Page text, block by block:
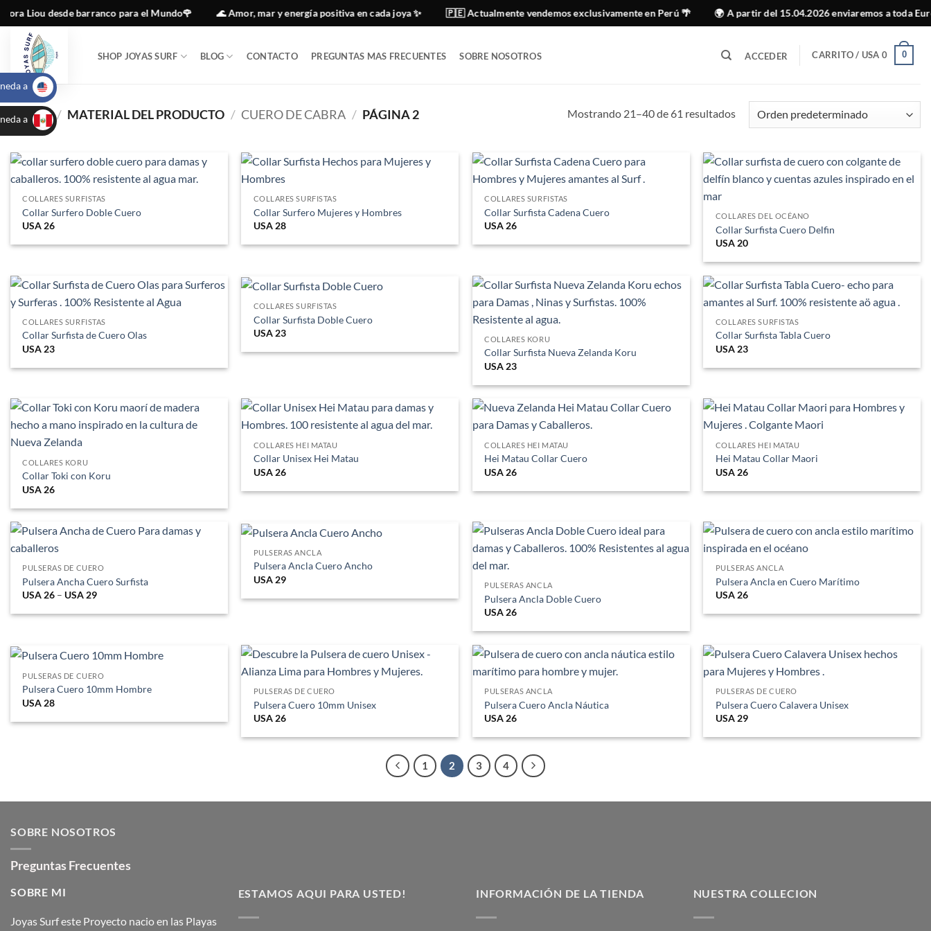
al
contenido
Liou desde barranco para el Mundo🌹 🌊 Amor, mar y energía positiva en cada joya ✨ 🇵🇪 Actualmente vendemos exclusivamente en Perú 🌴 🌍 A partir del 15.04.2026 enviaremos a toda
SHOP JOYAS SURF BLOG CONTACTO PREGUNTAS MAS FRECUENTES SOBRE NOSOTROS ACCEDER CARRITO / USA 0 0
INICIO / MATERIAL DEL PRODUCTO / CUERO DE CABRA / PÁGINA 2 Mostrando 21–40 de 61 resultados
COLLARES SURFISTAS
Collar Surfero Doble Cuero
USA 26
COLLARES SURFISTAS
Collar Surfero Mujeres y Hombres
USA28
COLLARES SURFISTAS
Collar Surfista Cadena Cuero
USA 26
COLLARES DEL OCÉANO
Collar Surfista Cuero Delfin
USA20
COLLARES SURFISTAS
Collar Surfista de Cuero Olas
USA 23
COLLARES SURFISTAS
Collar Surfista Doble Cuero
USA23
COLLARES KORU
Collar Surfista Nueva Zelanda Koru
USA 23
COLLARES SURFISTAS
Collar Surfista Tabla Cuero
USA23
COLLARES KORU
Collar Toki con Koru
USA 26
COLLARES HEI MATAU
Collar Unisex Hei Matau
USA26
COLLARES HEI MATAU
Hei Matau Collar Cuero
USA 26
COLLARES HEI MATAU
Hei Matau Collar Maori
USA26
PULSERAS DE CUERO
Pulsera Ancha Cuero Surfista
USA 26 – USA 29
PULSERAS ANCLA
Pulsera Ancla Cuero Ancho
USA29
PULSERAS ANCLA
Pulsera Ancla Doble Cuero
USA 26
PULSERAS ANCLA
Pulsera Ancla en Cuero Marítimo
USA26
PULSERAS DE CUERO
Pulsera Cuero 10mm Hombre
USA 28
PULSERAS DE CUERO
Pulsera Cuero 10mm Unisex
USA26
PULSERAS ANCLA
Pulsera Cuero Ancla Náutica
USA 26
PULSERAS DE CUERO
Pulsera Cuero Calavera Unisex
USA29
1 2 3 4
SOBRE NOSOTROS
Preguntas Frecuentes
SOBRE MI
Joyas Surf este Proyecto nacio en las Playas
ESTAMOS AQUI PARA USTED! INFORMACIÓN DE LA TIENDA NUESTRA COLLECION
a
_
USA
a
_
PEN